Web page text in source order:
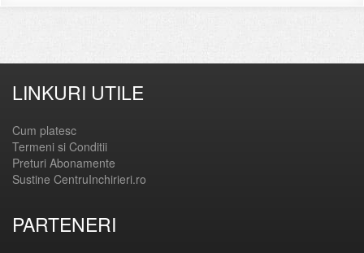
LINKURI UTILE
Cum platesc
Termeni si Conditii
Preturi Abonamente
Sustine CentruInchirieri.ro
PARTENERI